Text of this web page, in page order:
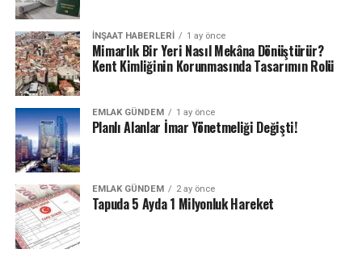
İNŞAAT HABERLERI 1 ay önce
Mimarlık Bir Yeri Nasıl Mekâna Dönüştürür?
Kent Kimliğinin Korunmasında Tasarımın Rolü
EMLAK GÜNDEM 1 ay önce
Planlı Alanlar İmar Yönetmeliği Değişti!
EMLAK GÜNDEM 2 ay önce
Tapuda 5 Ayda 1 Milyonluk Hareket